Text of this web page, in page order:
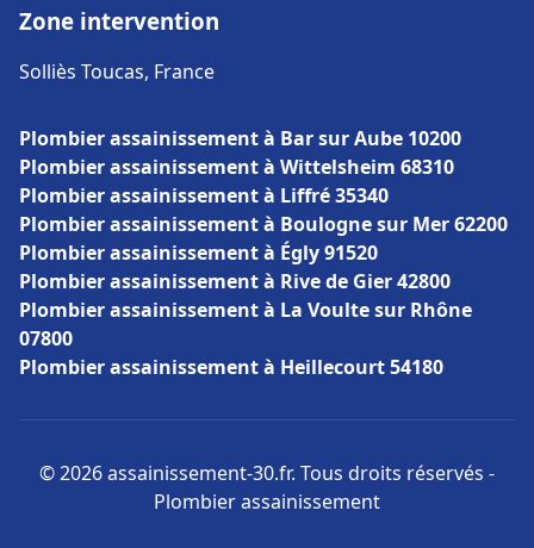
Zone intervention
Solliès Toucas, France
Plombier assainissement à Bar sur Aube 10200
Plombier assainissement à Wittelsheim 68310
Plombier assainissement à Liffré 35340
Plombier assainissement à Boulogne sur Mer 62200
Plombier assainissement à Égly 91520
Plombier assainissement à Rive de Gier 42800
Plombier assainissement à La Voulte sur Rhône
07800
Plombier assainissement à Heillecourt 54180
© 2026 assainissement-30.fr. Tous droits réservés -
Plombier assainissement